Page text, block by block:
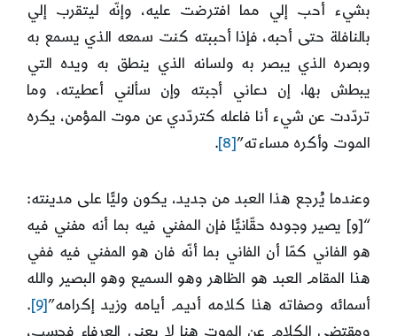
بشيء أحب إلي مما افترضت عليه، وإنّه ليتقرب إلي
بالنافلة حتى أحبه، فإذا أحببته كنت سمعه الذي يسمع به
وبصره الذي يبصر به ولسانه الذي ينطق به ويده التي
يبطش بها، إن دعاني أجبته وإن سألني أعطيته، وما
تردّدت عن شيء أنا فاعله كتردّدي عن موت المؤمن، يكره
الموت وأكره مساءته”[8]
.
وعندما يُرجع هذا العبد من جديد، يكون وليًّا على مدينته:
“[و] يصير وجوده حقّانيًّا فإن المفني فيه بما أنه مفني فيه
هو الفاني كمّا أن الفاني بما أنّه فان هو المفني فيه ففي
هذا المقام العبد هو الظاهر وهو السميع وهو البصير والله
أسمائه وصفاته هذا كلامه أديم أيامه وزيد إكرامه”[9]
.
ومقتضى الكلام عن الموت هنا لا يعني العرفاء فحسب،